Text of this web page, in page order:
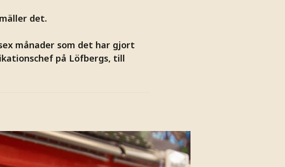
det.
månader som det har gjort
på Löfbergs, till